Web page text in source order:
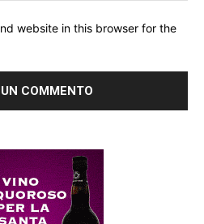
website in this browser for the